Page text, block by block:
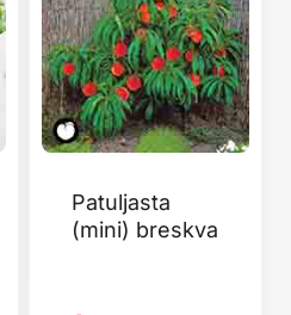
Patuljasta
(mini) breskva